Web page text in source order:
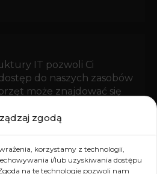
zgodą
korzystamy z technologii,
i/lub uzyskiwania dostępu
na te technologie pozwoli nam
IT pozwoli Ci
do naszych zasobów
może znajdować się
jak i u Ciebie w
możesz bez przeszkód
działalność, nie martwiąc
z zakupem